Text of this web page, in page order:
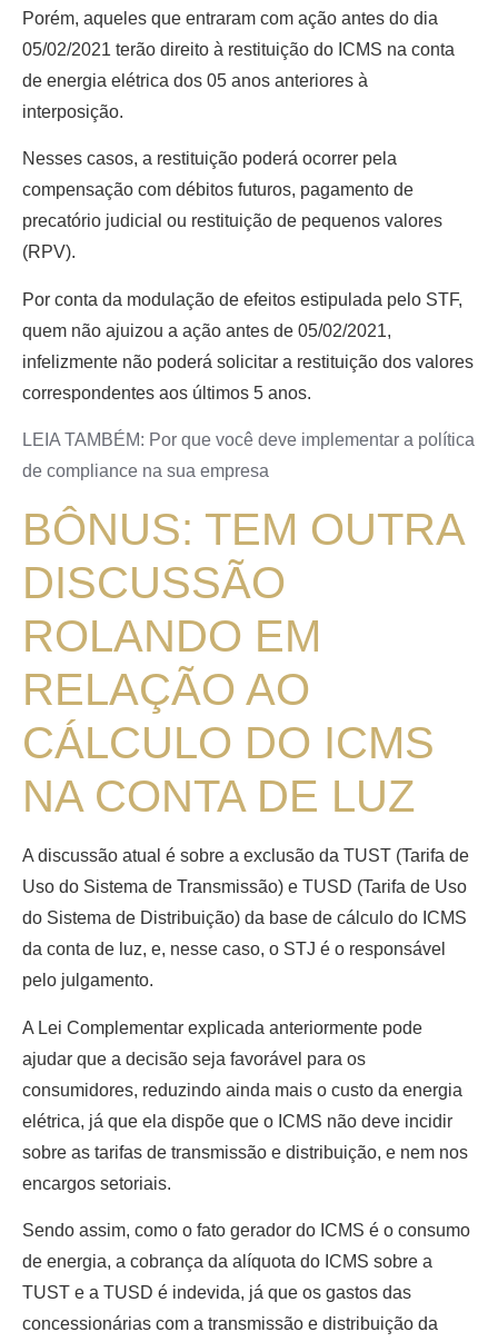
Porém, aqueles que entraram com ação antes do dia
05/02/2021 terão direito à restituição do ICMS na conta
de energia elétrica dos 05 anos anteriores à
interposição.
Nesses casos, a restituição poderá ocorrer pela
compensação com débitos futuros, pagamento de
precatório judicial ou restituição de pequenos valores
(RPV).
Por conta da modulação de efeitos estipulada pelo STF,
quem não ajuizou a ação antes de 05/02/2021,
infelizmente não poderá solicitar a restituição dos valores
correspondentes aos últimos 5 anos.
LEIA TAMBÉM: Por que você deve implementar a política
de compliance na sua empresa
BÔNUS: TEM OUTRA
DISCUSSÃO
ROLANDO EM
RELAÇÃO AO
CÁLCULO DO ICMS
NA CONTA DE LUZ
A discussão atual é sobre a exclusão da TUST (Tarifa de
Uso do Sistema de Transmissão) e TUSD (Tarifa de Uso
do Sistema de Distribuição) da base de cálculo do ICMS
da conta de luz, e, nesse caso, o STJ é o responsável
pelo julgamento.
A Lei Complementar explicada anteriormente pode
ajudar que a decisão seja favorável para os
consumidores, reduzindo ainda mais o custo da energia
elétrica, já que ela dispõe que o ICMS não deve incidir
sobre as tarifas de transmissão e distribuição, e nem nos
encargos setoriais.
Sendo assim, como o fato gerador do ICMS é o consumo
de energia, a cobrança da alíquota do ICMS sobre a
TUST e a TUSD é indevida, já que os gastos das
concessionárias com a transmissão e distribuição da